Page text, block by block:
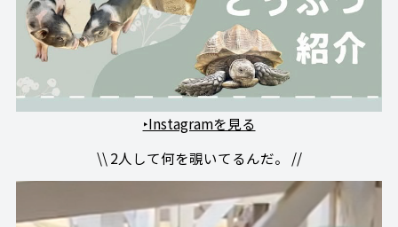
‣Instagramを見る
\\ 2人して何を覗いてるんだ。 //